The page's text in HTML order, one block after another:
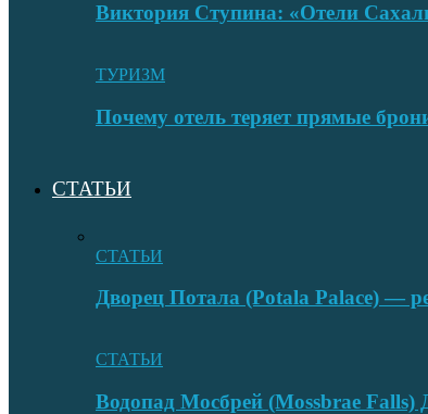
Виктория Ступина: «Отели
ТУРИЗМ
Почему отель теряет прямые
СТАТЬИ
СТАТЬИ
Дворец Потала (Potala Palace) —
СТАТЬИ
Водопад Мосбрей (Mossbrae